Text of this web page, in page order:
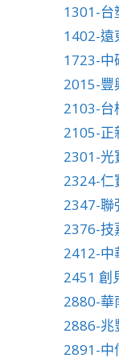
1301-台
1402-遠
1723-中
2015-豐
2103-台
2105-正
2301-光
2324-仁
2347-聯
2376-技
2412-中
2451 創
2880-華
2886-兆
2891-中